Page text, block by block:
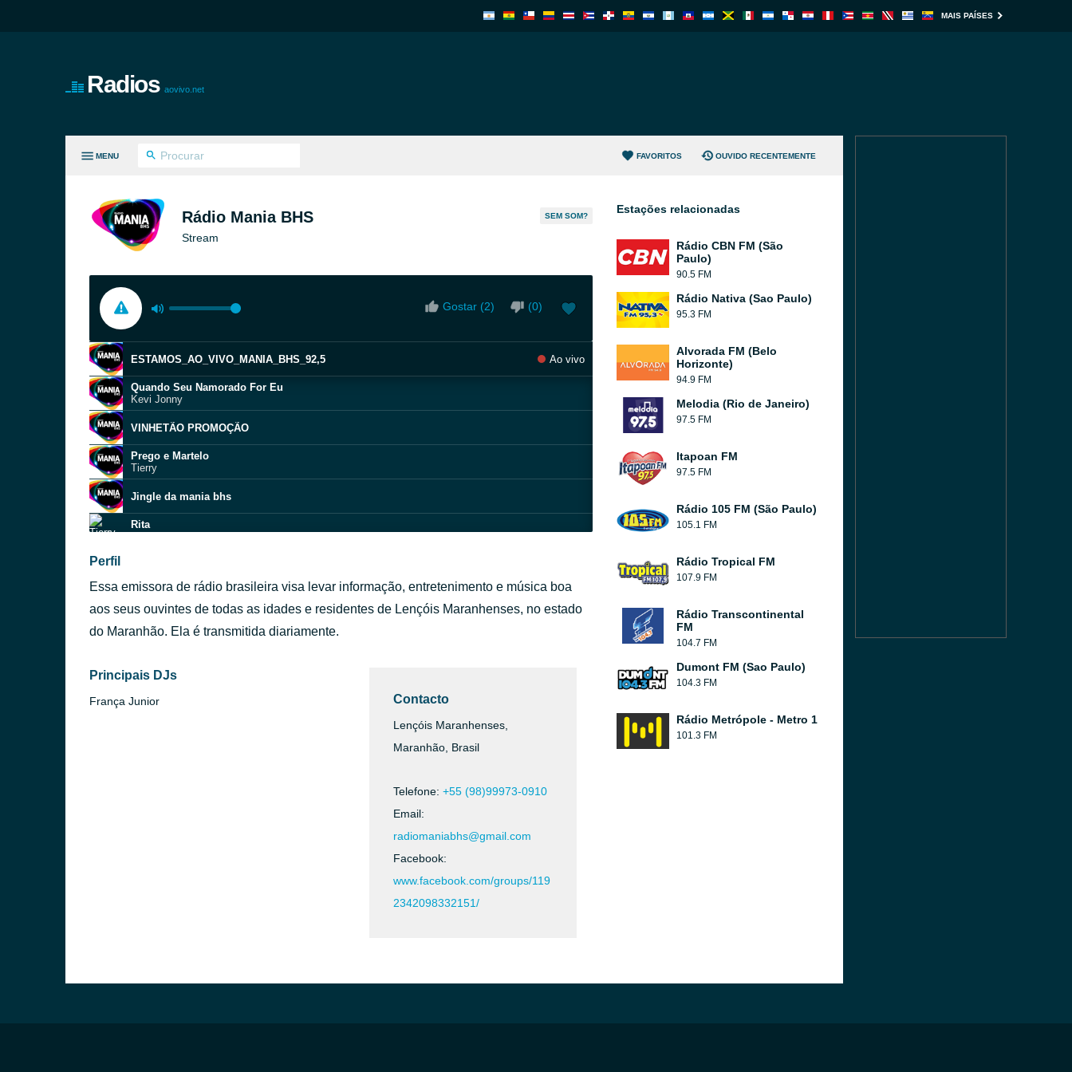
MAIS PAÍSES
Radios aovivo.net
MENU FAVORITOS OUVIDO RECENTEMENTE
Rádio Mania BHS
Stream
SEM SOM?
Gostar (2) (0)
ESTAMOS_AO_VIVO_MANIA_BHS_92,5 Ao vivo
Quando Seu Namorado For Eu
Kevi Jonny
VINHETÃO PROMOÇÃO
Prego e Martelo
Tierry
Jingle da mania bhs
Rita
Bloquear no Tiktok
Railan Soares
SPOT ATUAL LeT FARMACIA
Sorriso Maroto
Perfil
Essa emissora de rádio brasileira visa levar informação, entretenimento e música boa
aos seus ouvintes de todas as idades e residentes de Lençóis Maranhenses, no estado
do Maranhão. Ela é transmitida diariamente.
Principais DJs
França Junior Contacto
Lençóis Maranhenses,
Maranhão, Brasil
Telefone: +55 (98)99973-0910
Email:
radiomaniabhs@gmail.com
Facebook:
www.facebook.com/groups/119
2342098332151/
Estações relacionadas
Rádio CBN FM (São
Paulo)
90.5 FM
Rádio Nativa (Sao Paulo)
95.3 FM
Alvorada FM (Belo
Horizonte)
94.9 FM
Melodia (Rio de Janeiro)
97.5 FM
Itapoan FM
97.5 FM
Rádio 105 FM (São Paulo)
105.1 FM
Rádio Tropical FM
107.9 FM
Rádio Transcontinental
FM
104.7 FM
Dumont FM (Sao Paulo)
104.3 FM
Rádio Metrópole - Metro 1
101.3 FM